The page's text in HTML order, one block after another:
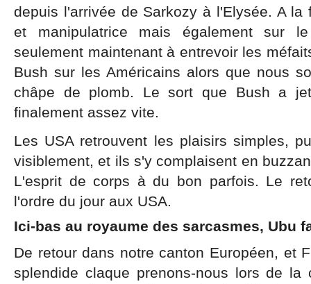
depuis l'arrivée de Sarkozy à l'Elysée. A la
et manipulatrice mais également sur
seulement maintenant à entrevoir les
Bush sur les Américains alors que nous
châpe de plomb. Le sort que Bush a
finalement assez vite.
Les USA retrouvent les plaisirs simples,
visiblement, et ils s'y complaisent en
L'esprit de corps à du bon parfois. Le
l'ordre du jour aux USA.
Ici-bas au royaume des sarcasmes, Ubu
De retour dans notre canton Européen, et
splendide claque prenons-nous lors de la